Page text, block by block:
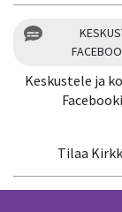
Keskustele ja
Tilaa